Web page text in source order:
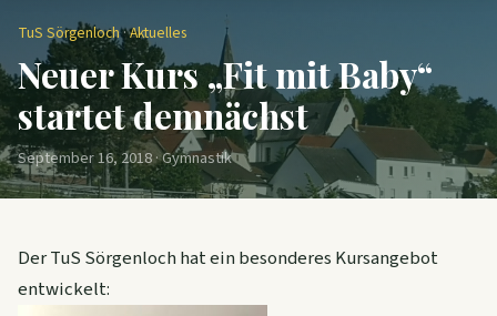
TuS Sörgenloch·Aktuelles
Neuer Kurs „Fit mit Baby“
startet demnächst
September 16, 2018 · Gymnastik
Der TuS Sörgenloch hat ein besonderes Kursangebot
entwickelt: